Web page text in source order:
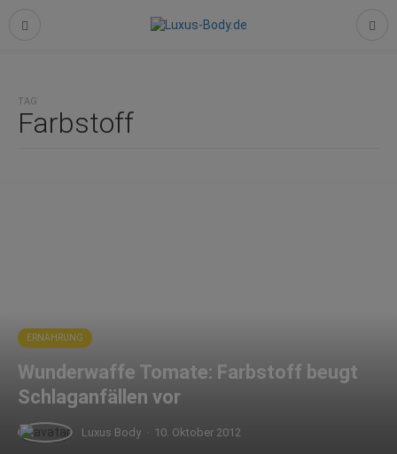
TAG
Farbstoff
ERNÄHRUNG
Wunderwaffe Tomate: Farbstoff beugt
Schlaganfällen vor
Luxus Body · 10. Oktober 2012